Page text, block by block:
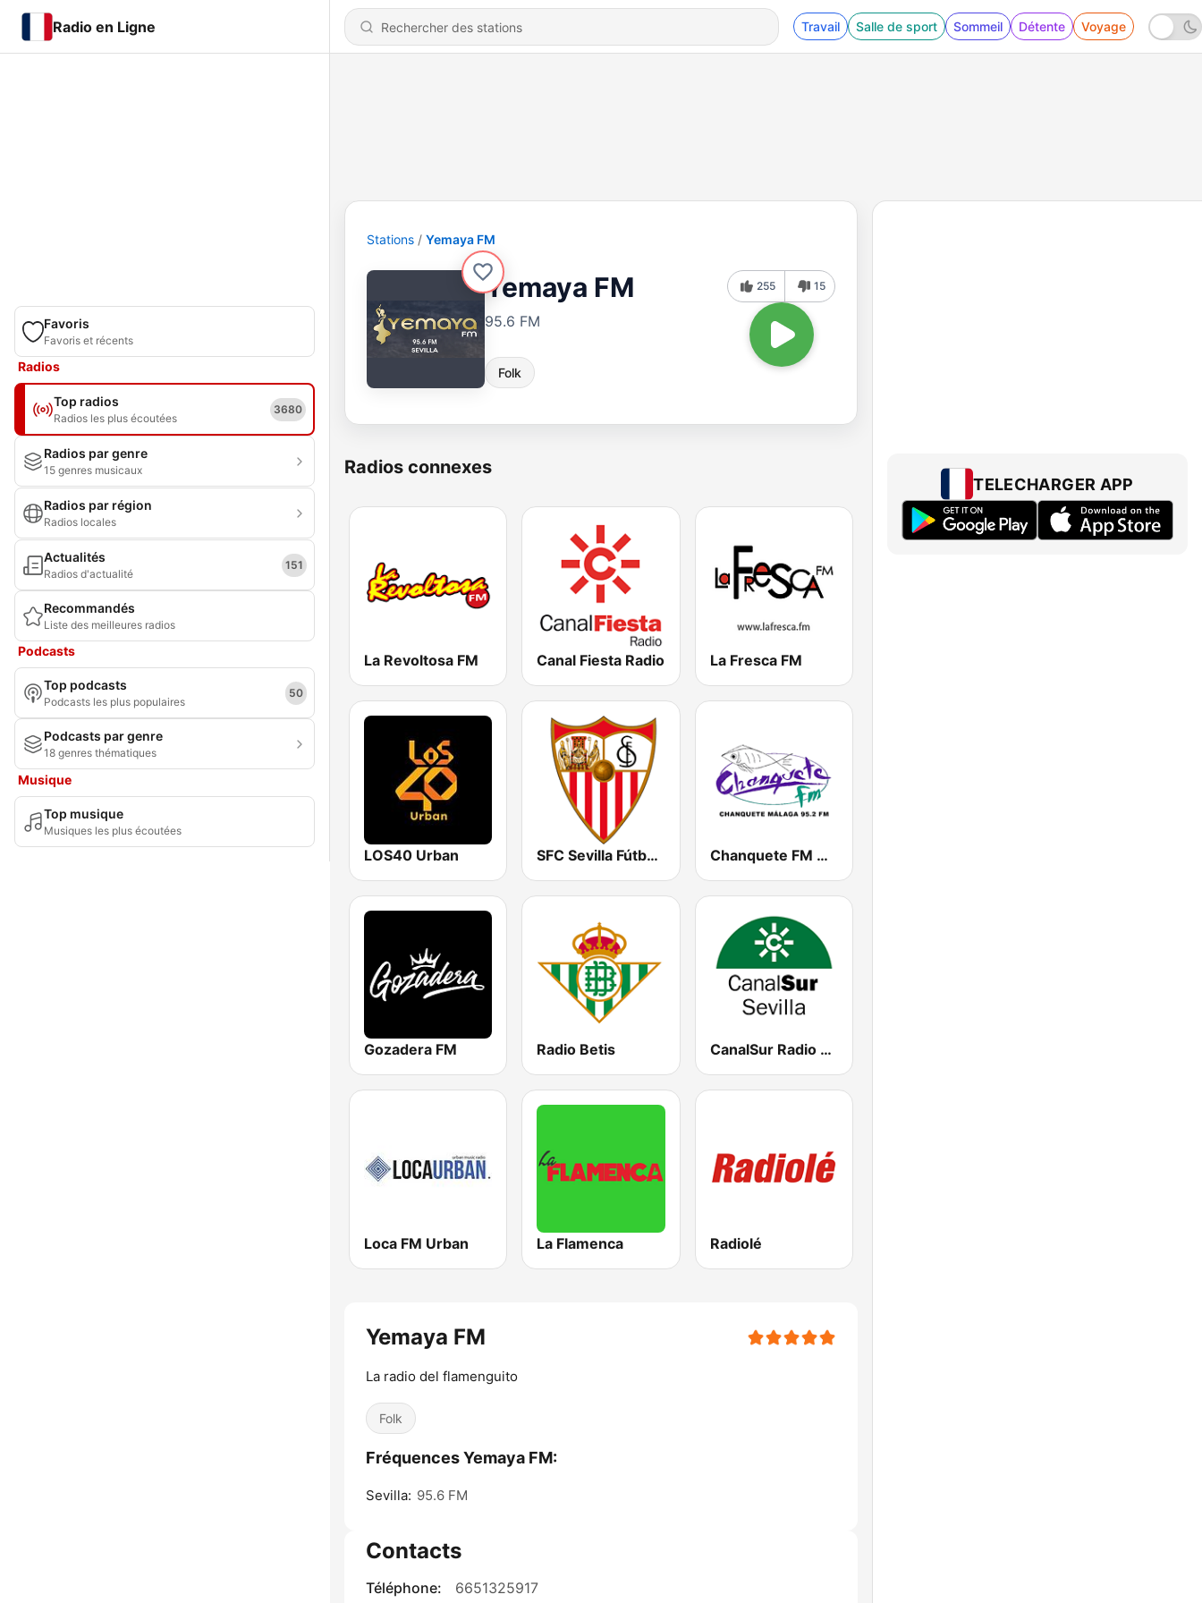
Radio en Ligne Travail Salle de sport Sommeil Détente Voyage
Favoris
Favoris et récents
Radios
Top radios
Radios les plus écoutées
3680
Radios par genre
15 genres musicaux
Radios par région
Radios locales
Actualités
Radios d'actualité
151
Recommandés
Liste des meilleures radios
Podcasts
Top podcasts
Podcasts les plus populaires
50
Podcasts par genre
18 genres thématiques
Musique
Top musique
Musiques les plus écoutées
Stations Yemaya FM
Yemaya FM
95.6 FM
Folk
255 15
Radios connexes
La Revoltosa FM Canal Fiesta Radio La Fresca FM
LOS40 Urban SFC Sevilla Fútbol Club Radio 91.6 Chanquete FM Málaga
Gozadera FM Radio Betis CanalSur Radio Sevilla
Loca FM Urban La Flamenca Radiolé
Yemaya FM
La radio del flamenguito
Folk
Fréquences Yemaya FM:
Sevilla: 95.6 FM
Contacts
Téléphone: 6651325917
TELECHARGER APP